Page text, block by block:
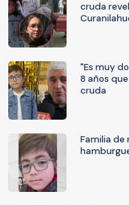
cruda
"Es muy
8 años
cruda
Familia de